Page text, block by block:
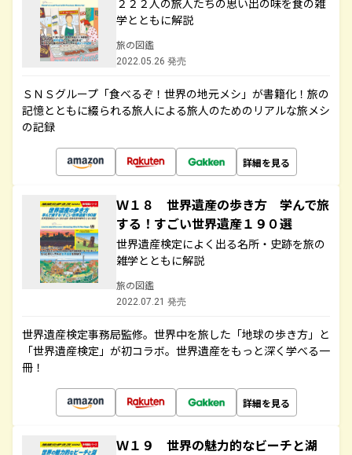
２２２人の旅人たちの思い出の味を食の雑
学とともに解説
旅の図鑑
2022.05.26 発売
ＳＮＳグループ「食べるぞ！世界の地元メシ」が書籍化！旅の
記憶とともに綴られる旅人による旅人のためのリアルな旅メシ
の記録
詳細を見る
Ｗ１８ 世界遺産の歩き方 学んで旅
する！すごい世界遺産１９０選
世界遺産検定によく出る名所・史跡を旅の
雑学とともに解説
旅の図鑑
2022.07.21 発売
世界遺産検定事務局監修。世界中を旅した「地球の歩き方」と
「世界遺産検定」が初コラボ。世界遺産をもっと深く学べる一
冊！
詳細を見る
Ｗ１９ 世界の魅力的なビーチと湖